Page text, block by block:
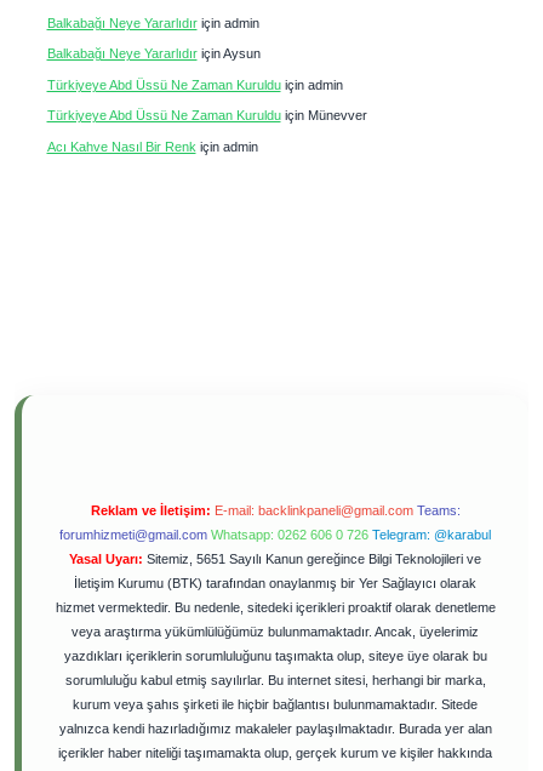
Balkabağı Neye Yararlıdıriçin admin
Balkabağı Neye YararlıdıriçinAysun
Türkiyeye Abd Üssü Ne Zaman Kurulduiçin admin
Türkiyeye Abd Üssü Ne Zaman Kurulduiçin Münevver
Acı Kahve Nasıl Bir Renk için admin
Reklam ve İletişim: E-mail: backlinkpaneli@gmail.com Teams:
forumhizmeti@gmail.com Whatsapp: 0262 606 0 726 Telegram: @karabul
Yasal Uyarı: Sitemiz, 5651 Sayılı Kanun gereğince Bilgi Teknolojileri ve
İletişim Kurumu (BTK) tarafından onaylanmış bir Yer Sağlayıcı olarak
hizmet vermektedir. Bu nedenle, sitedeki içerikleri proaktif olarak denetleme
veya araştırma yükümlülüğümüz bulunmamaktadır. Ancak, üyelerimiz
yazdıkları içeriklerin sorumluluğunu taşımakta olup, siteye üye olarak bu
sorumluluğu kabul etmiş sayılırlar. Bu internet sitesi, herhangi bir marka,
kurum veya şahıs şirketi ile hiçbir bağlantısı bulunmamaktadır. Sitede
yalnızca kendi hazırladığımız makaleler paylaşılmaktadır. Burada yer alan
içerikler haber niteliği taşımamakta olup, gerçek kurum ve kişiler hakkında